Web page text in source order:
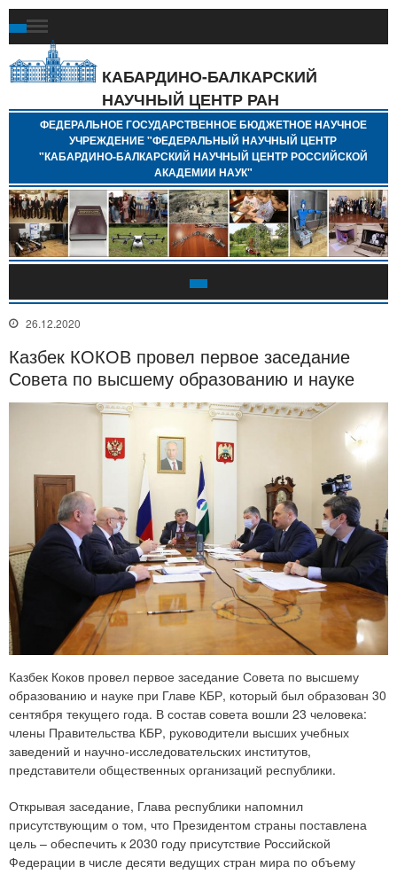
КАБАРДИНО-БАЛКАРСКИЙ
НАУЧНЫЙ ЦЕНТР РАН
ФЕДЕРАЛЬНОЕ ГОСУДАРСТВЕННОЕ БЮДЖЕТНОЕ НАУЧНОЕ
УЧРЕЖДЕНИЕ "ФЕДЕРАЛЬНЫЙ НАУЧНЫЙ ЦЕНТР
"КАБАРДИНО-БАЛКАРСКИЙ НАУЧНЫЙ ЦЕНТР РОССИЙСКОЙ
АКАДЕМИИ НАУК"
26.12.2020
Казбек КОКОВ провел первое заседание
Совета по высшему образованию и науке
Казбек Коков провел первое заседание Совета по высшему
образованию и науке при Главе КБР, который был образован 30
сентября текущего года. В состав совета вошли 23 человека:
члены Правительства КБР, руководители высших учебных
заведений и научно-исследовательских институтов,
представители общественных организаций республики.
Открывая заседание, Глава республики напомнил
присутствующим о том, что Президентом страны поставлена
цель – обеспечить к 2030 году присутствие Российской
Федерации в числе десяти ведущих стран мира по объему